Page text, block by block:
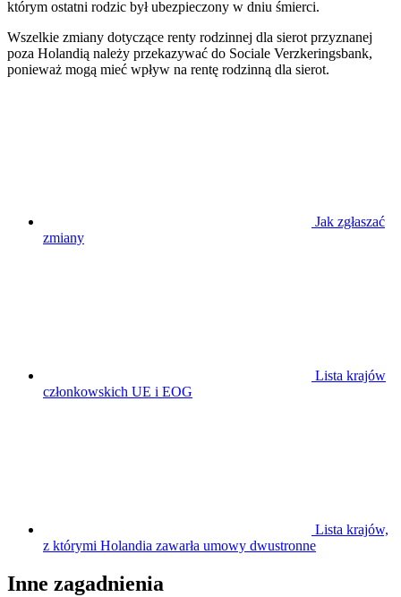
którym ostatni rodzic był ubezpieczony w dniu śmierci.
Wszelkie zmiany dotyczące renty rodzinnej dla sierot przyznanej
poza Holandią należy przekazywać do Sociale Verzkeringsbank,
ponieważ mogą mieć wpływ na rentę rodzinną dla sierot.
Jak zgłaszać
zmiany
Lista krajów
członkowskich UE i EOG
Lista krajów,
z którymi Holandia zawarła umowy dwustronne
Inne zagadnienia